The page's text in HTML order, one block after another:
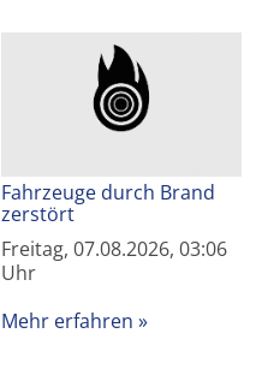
Fahrzeuge durch Brand
zerstört
Freitag, 07.08.2026, 03:06
Uhr
Mehr erfahren